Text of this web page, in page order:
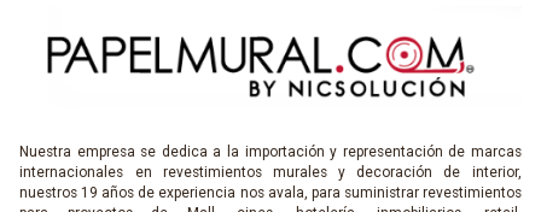
Nuestra empresa se dedica a la importación y representación de marcas
internacionales en revestimientos murales y decoración de interior,
nuestros 19 años de experiencia nos avala, para suministrar revestimientos